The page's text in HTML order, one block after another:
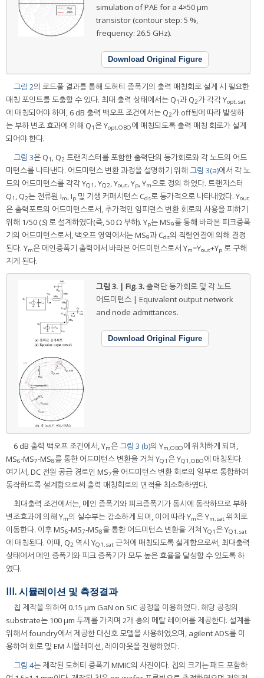
simulation of PAE for a 4×50 μm
transistor (contour step: 5 %,
frequency: 26.5 GHz).
Download Original Figure
그림 2의 로드풀 결과를 통해 도허티 증폭기의 출력 매칭회로 설계 시 필요한
매칭 포인트를 도출할 수 있다. 최대 출력 상태에서는 Q1과 Q2가 각각 Yopt,sat
에 매칭되어야 하며, 6 dB 출력 백오프 조건에서는 Q2가 off됨에 따라 발생하
는 부하 변조 효과에 의해 Q1은 Yopt,OBO에 매칭되도록 출력 매칭 회로가 설계
되어야 한다.
그림 3은 Q1 , Q2 트랜지스터를 포함한 출력단의 등가회로와 각 노드의 어드
미턴스를 나타낸다. 어드미턴스 변환 과정을 설명하기 위해 그림 3(a)에서 각 노
드의 어드미턴스를 각각 YQ1 , YQ2, Yout, Yp, Ym으로 정의 하였다. 트랜지스터
Q1 , Q2는 전류원 Im, Ip 및 기생 커패시턴스 Cds로 등가적으로 나타내었다. Yout
은 출력포트의 어드미턴스로서, 추가적인 임피던스 변환 회로의 사용을 피하기
위해 1/50 (S) 로 설계하였다(즉, 50 Ω 부하). Yp는 MS9를 통해 바라본 피크증폭
기의 어드미턴스로서, 백오프 영역에서는 MS9과 Cds의 직렬연결에 의해 결정
된다. Ym은 메인증폭기 출력에서 바라본 어드미턴스로서 Ym=Yout+Yp 로 구해
지게 된다.
그림 3. | Fig. 3.출력단 등가회로 및 각 노드
어드미턴스 | Equivalent output network
and node admittances.
Download Original Figure
6 dB 출력 백오프 조건에서, Ym은그림 3 (b)의 Ym,OBO에 위치하게 되며,
MS6-MS7-MS8를 통한 어드미턴스 변환을 거쳐 YQ1은 YQ1,OBO에 매칭된다.
여기서, DC 전원 공급 경로인 MS7을 어드미턴스 변환 회로의 일부로 통합하여
동작하도록 설계함으로써 출력 매칭회로의 면적을 최소화하였다.
최대출력 조건에서는, 메인 증폭기와 피크증폭기가 동시에 동작하므로 부하
변조효과에 의해 Ym의 실수부는 감소하게 되며, 이에 따라 Ym은 Ym,sat 위치로
이동한다. 이후 MS6-MS7-MS8을 통한 어드미턴스 변환을 거쳐 YQ1은 YQ1,sat
에 매칭된다. 이때, Q2 역시 YQ1,sat 근처에 매칭되도록 설계함으로써, 최대출력
상태에서 메인 증폭기와 피크 증폭기가 모두 높은 효율을 달성할 수 있도록 하
였다.
III. 시뮬레이션 및 측정결과
칩 제작을 위하여 0.15 μm GaN on SiC 공정을 이용하였다. 해당 공정의
substrate는 100 μm 두께를 가지며 2개 층의 메탈 레이어를 제공한다. 설계를
위해서 foundry에서 제공한 대신호 모델을 사용하였으며, agilent ADS를 이
용하여 회로 및 EM 시뮬레이션, 레이아웃을 진행하였다.
그림 4는 제작된 도허티 증폭기 MMIC의 사진이다. 칩의 크기는 패드 포함하